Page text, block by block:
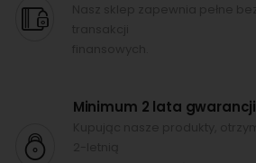
Minimum 2 lata gwarancji